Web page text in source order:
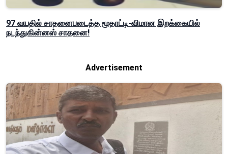
97 வயதில் சாதனைபடைத்த மூதாட்டி-விமான இறக்கையில்
நடந்துகின்னஸ் சாதனை!
Advertisement